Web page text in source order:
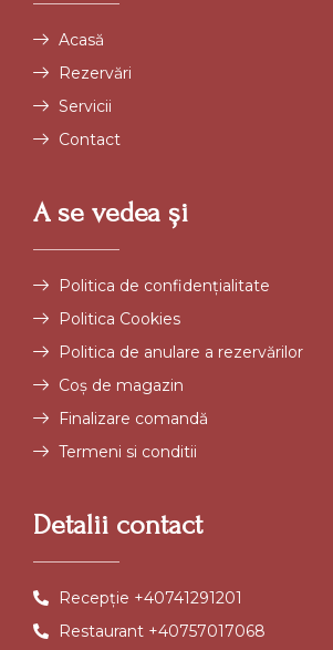
Acasă
Rezervări
Servicii
Contact
A se vedea și
Politica de confidențialitate
Politica Cookies
Politica de anulare a rezervărilor
Coș de magazin
Finalizare comandă
Termeni si conditii
Detalii contact
Recepție +40741291201
Restaurant +40757017068